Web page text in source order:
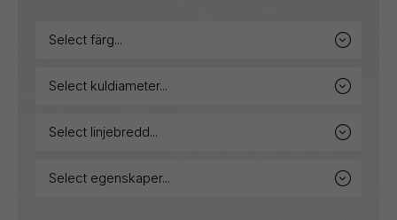
select färg...
select kuldiameter...
select linjebredd...
select egenskaper...